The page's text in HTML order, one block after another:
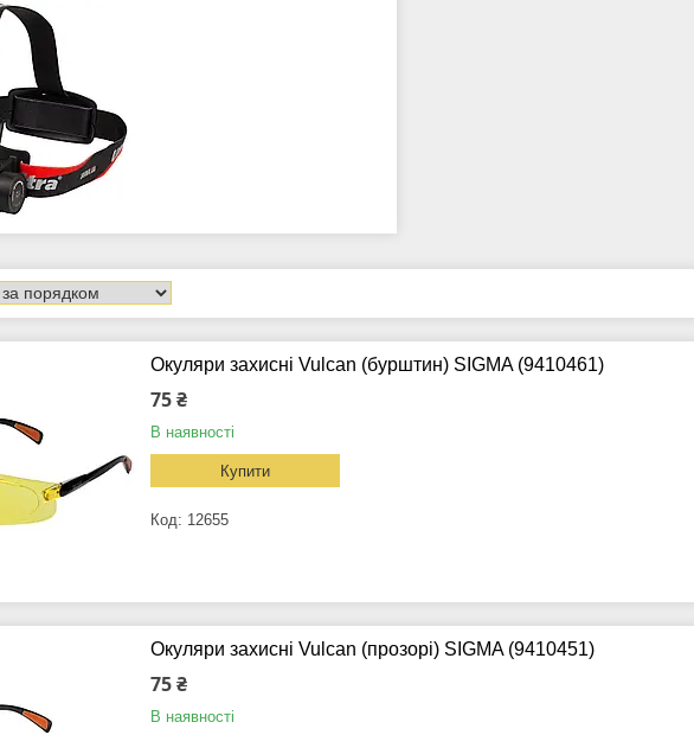
Окуляри захисні Vulcan (бурштин) SIGMA (9410461)
75 ₴
В наявності
Купити
12655
Окуляри захисні Vulcan (прозорі) SIGMA (9410451)
75 ₴
В наявності